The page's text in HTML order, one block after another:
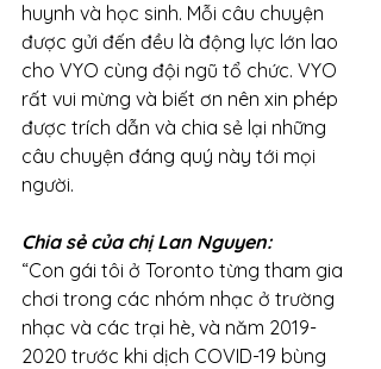
huynh và học sinh. Mỗi câu chuyện
được gửi đến đều là động lực lớn lao
cho VYO cùng đội ngũ tổ chức. VYO
rất vui mừng và biết ơn nên xin phép
được trích dẫn và chia sẻ lại những
câu chuyện đáng quý này tới mọi
người.
Chia sẻ của chị Lan Nguyen:
“Con gái tôi ở Toronto từng tham gia
chơi trong các nhóm nhạc ở trường
nhạc và các trại hè, và năm 2019-
2020 trước khi dịch COVID-19 bùng